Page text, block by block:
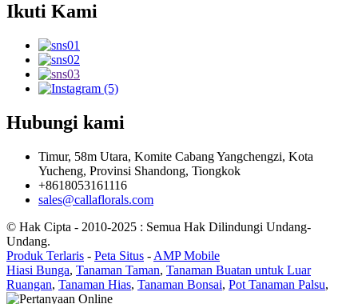
Ikuti Kami
Hubungi kami
Timur, 58m Utara, Komite Cabang Yangchengzi, Kota
Yucheng, Provinsi Shandong, Tiongkok
+8618053161116
sales@callaflorals.com
© Hak Cipta - 2010-2025 : Semua Hak Dilindungi Undang-
Undang.
Produk Terlaris - Peta Situs - AMP Mobile
Hiasi Bunga, Tanaman Taman, Tanaman Buatan untuk Luar
Ruangan, Tanaman Hias, Tanaman Bonsai, Pot Tanaman Palsu,